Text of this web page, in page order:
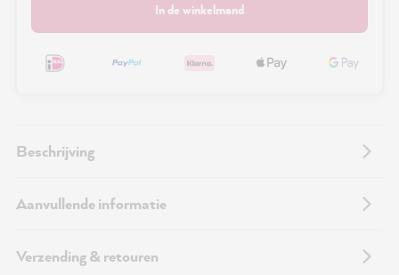
In de winkelmand
Beschrijving
Aanvullende informatie
Verzending & retouren